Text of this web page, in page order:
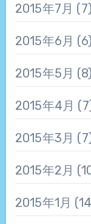
2015年7月 (7)
2015年6月 (6)
2015年5月 (8)
2015年4月
2015年3月
2015年2月
2015年1月